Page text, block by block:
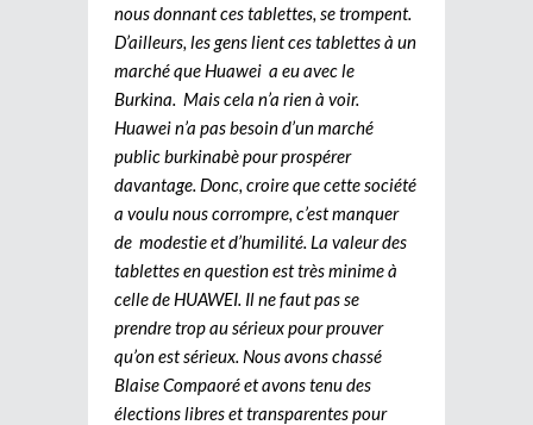
nous donnant ces tablettes, se trompent.
D’ailleurs, les gens lient ces tablettes à un
marché que Huawei a eu avec le
Burkina. Mais cela n’a rien à voir.
Huawei n’a pas besoin d’un marché
public burkinabè pour prospérer
davantage. Donc, croire que cette société
a voulu nous corrompre, c’est manquer
de modestie et d’humilité. La valeur des
tablettes en question est très minime à
celle de HUAWEI. Il ne faut pas se
prendre trop au sérieux pour prouver
qu’on est sérieux. Nous avons chassé
Blaise Compaoré et avons tenu des
élections libres et transparentes pour